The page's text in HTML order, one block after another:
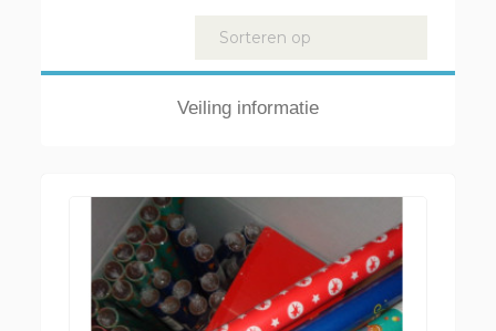
Kavels
Veiling informatie
Sorteren op